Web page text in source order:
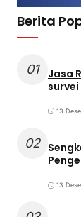
Berita
01
Jasa
13
02
13